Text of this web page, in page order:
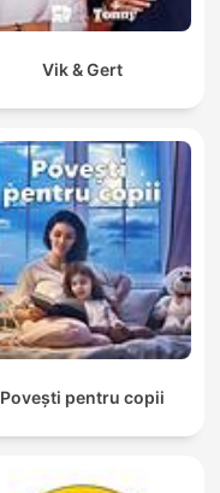
Vik & Gert
Povești pentru copii